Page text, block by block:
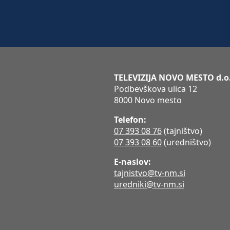
TELEVIZIJA NOVO MESTO
Podbevškova ulica 12
8000 Novo mesto
Telefon:
07 393 08 76(tajništvo)
07 393 08 60(uredništvo)
E-naslov:
tajnistvo@tv-nm.si
uredniki@tv-nm.si